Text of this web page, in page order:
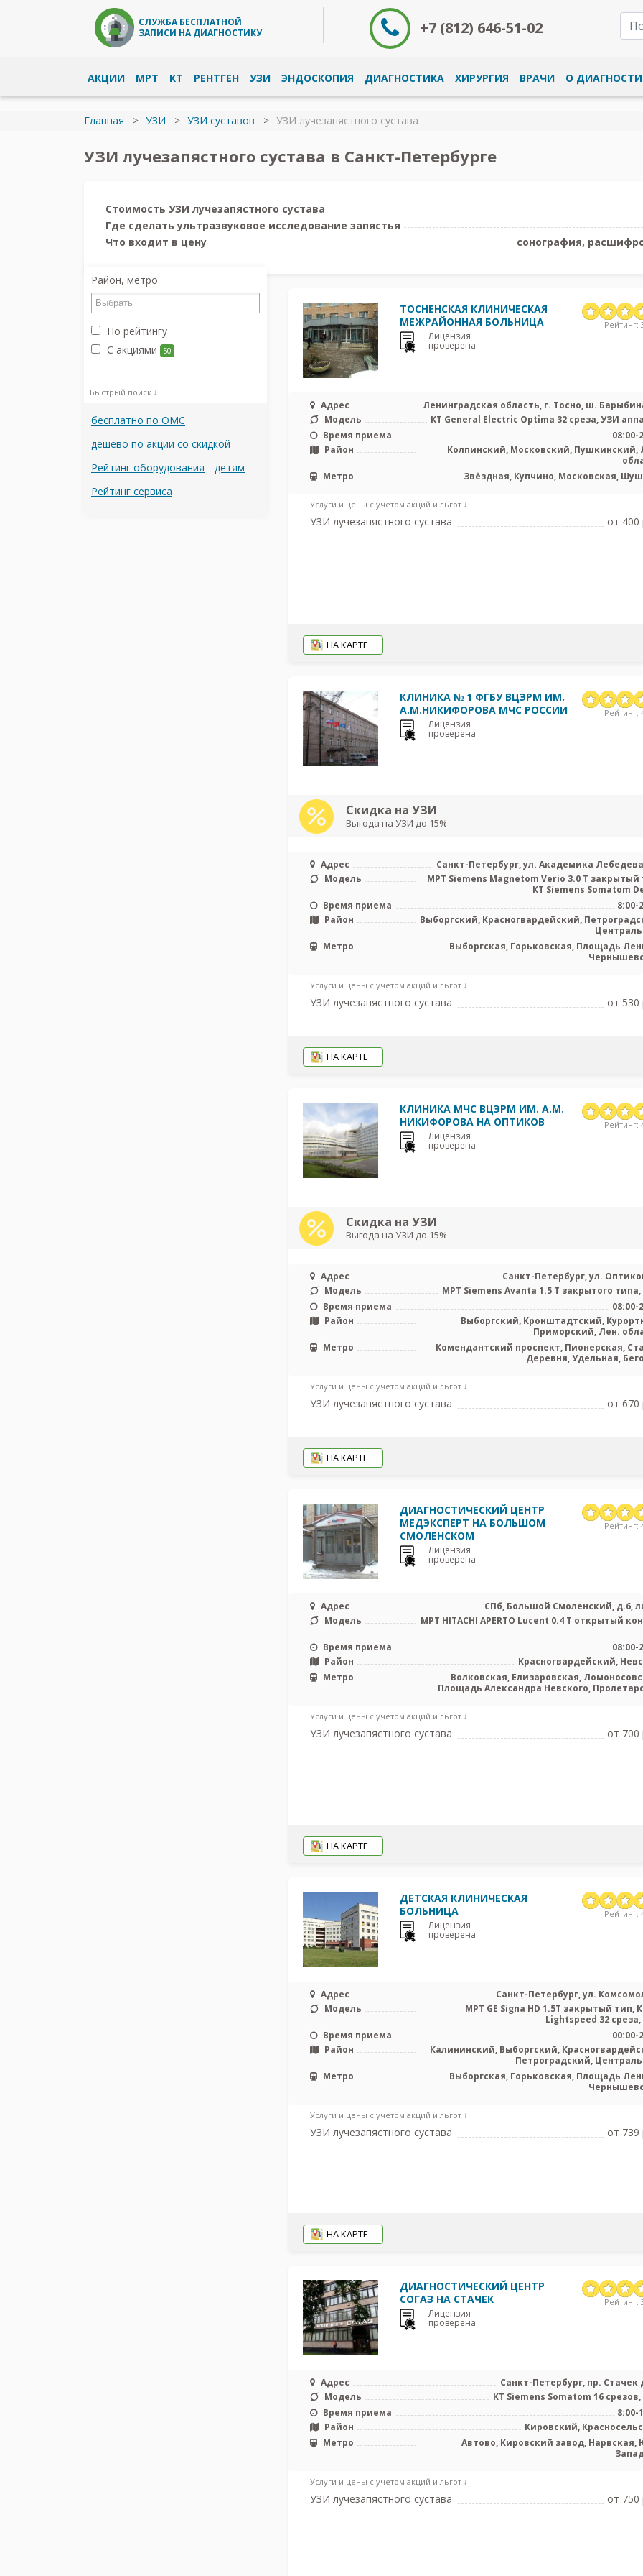
СЛУЖБА БЕСПЛАТНОЙ
ЗАПИСИ НА ДИАГНОСТИКУ
+7 (812) 646-51-02
АКЦИИ МРТ КТ РЕНТГЕН УЗИ ЭНДОСКОПИЯ ДИАГНОСТИКА ХИРУРГИЯ ВРАЧИ О
Главная УЗИ УЗИ суставов УЗИ лучезапястного сустава
УЗИ лучезапястного сустава в Санкт-Петербурге
Стоимость УЗИ лучезапястного сустава
Где сделать ультразвуковое исследование запястья
Что входит в цену
сонография,
Район, метро
По рейтингу
С акциями
50
Быстрый поиск ↓
бесплатно по ОМС
дешево по акции со скидкой
Рейтинг оборудования
детям
Рейтинг сервиса
ТОСНЕНСКАЯ КЛИНИЧЕСКАЯ
МЕЖРАЙОННАЯ БОЛЬНИЦА
Лицензия
проверена
Рейтинг:
Адрес
Ленинградская область, г. Тосно, ш.
Модель
КТ General Electric Optima 32 среза, УЗИ
Время приема
08:00-
Район
Колпинский, Московский, Пушкинский,
Метро
Звёздная, Купчино, Московская,
Услуги и цены с учетом акций и льгот ↓
УЗИ лучезапястного сустава от 400
НА КАРТЕ
КЛИНИКА № 1 ФГБУ ВЦЭРМ ИМ.
А.М.НИКИФОРОВА МЧС РОССИИ
Лицензия
проверена
Рейтинг:
Скидка на УЗИ
Выгода на УЗИ до 15%
Адрес
Санкт-Петербург, ул. Академика
Модель
МРТ Siemens Magnetom Verio 3.0 T закрытый
КТ Siemens Somatom
Время приема
8:00-
Район
Выборгский, Красногвардейский,
Метро
Выборгская, Горьковская, Площадь
Услуги и цены с учетом акций и льгот ↓
УЗИ лучезапястного сустава от 530
НА КАРТЕ
КЛИНИКА МЧС ВЦЭРМ ИМ. А.М.
НИКИФОРОВА НА ОПТИКОВ
Лицензия
проверена
Рейтинг:
Скидка на УЗИ
Выгода на УЗИ до 15%
Адрес
Санкт-Петербург, ул.
Модель
МРТ Siemens Avanta 1.5 T закрытого
Время приема
08:00-
Район
Выборгский, Кронштадтский,
Приморский, Лен.
Метро
Комендантский проспект, Пионерская,
Деревня, Удельная,
Услуги и цены с учетом акций и льгот ↓
УЗИ лучезапястного сустава от 670
НА КАРТЕ
ДИАГНОСТИЧЕСКИЙ ЦЕНТР
МЕДЭКСПЕРТ НА БОЛЬШОМ
СМОЛЕНСКОМ
Лицензия
проверена
Рейтинг:
Адрес
СПб, Большой Смоленский, д.6,
Модель
МРТ HITACHI APERTO Lucent 0.4 Т открытый
Время приема
08:00-
Район
Красногвардейский,
Метро
Волковская, Елизаровская,
Площадь Александра Невского,
Услуги и цены с учетом акций и льгот ↓
УЗИ лучезапястного сустава от 700
НА КАРТЕ
ДЕТСКАЯ КЛИНИЧЕСКАЯ
БОЛЬНИЦА
Лицензия
проверена
Рейтинг:
Адрес
Санкт-Петербург, ул.
Модель
МРТ GE Signa HD 1.5T закрытый тип,
Lightspeed 32
Время приема
00:00-
Район
Калининский, Выборгский,
Петроградский,
Метро
Выборгская, Горьковская, Площадь
Услуги и цены с учетом акций и льгот ↓
УЗИ лучезапястного сустава от 739
НА КАРТЕ
ДИАГНОСТИЧЕСКИЙ ЦЕНТР
СОГАЗ НА СТАЧЕК
Лицензия
проверена
Рейтинг:
Адрес
Санкт-Петербург, пр. Стачек
Модель
КТ Siemens Somatom 16
Время приема
8:00-
Район
Кировский,
Метро
Автово, Кировский завод, Нарвская,
Услуги и цены с учетом акций и льгот ↓
УЗИ лучезапястного сустава от 750